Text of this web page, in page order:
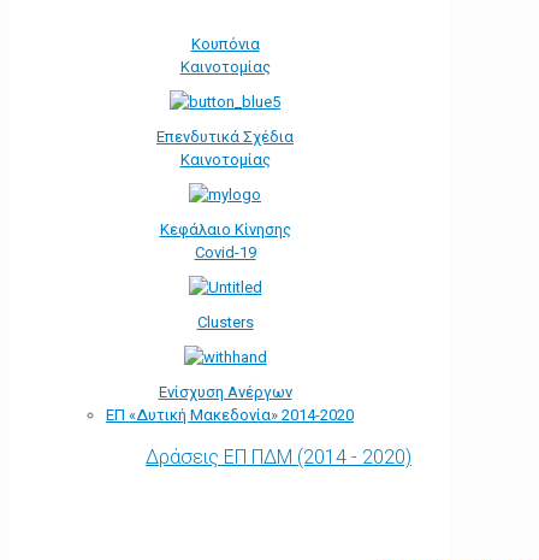
Κουπόνια
Καινοτομίας
Επενδυτικά Σχέδια
Καινοτομίας
Κεφάλαιο Κίνησης
Covid-19
Clusters
Ενίσχυση Ανέργων
ΕΠ «Δυτική Μακεδονία» 2014-2020
Δράσεις ΕΠ ΠΔΜ (2014 - 2020)